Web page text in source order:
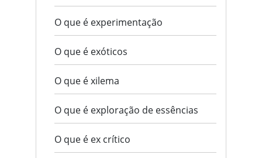
O que é experimentação
O que é exóticos
O que é xilema
O que é exploração de essências
O que é ex crítico